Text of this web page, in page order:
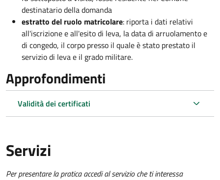
destinatario della domanda
estratto del ruolo matricolare: riporta i dati relativi
all'iscrizione e all'esito di leva, la data di arruolamento e
di congedo, il corpo presso il quale è stato prestato il
servizio di leva e il grado militare.
Approfondimenti
Validità dei certificati
Servizi
Per presentare la pratica accedi al servizio che ti interessa